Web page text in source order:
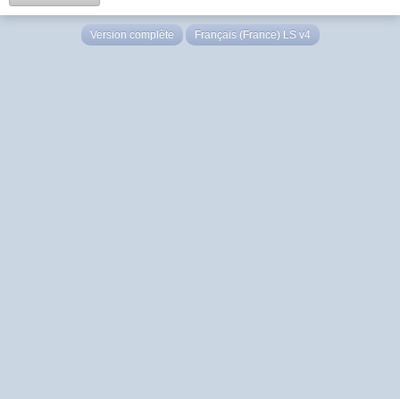
Version complète Français (France) LS v4